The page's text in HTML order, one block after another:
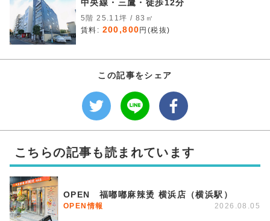
中央線・三鷹・徒歩12分
5階 25.11坪 / 83㎡
賃料: 200,800 円(税抜)
この記事をシェア
こちらの記事も読まれています
OPEN 福嘟嘟麻辣烫 横浜店（横浜駅）
OPEN情報 2026.08.05